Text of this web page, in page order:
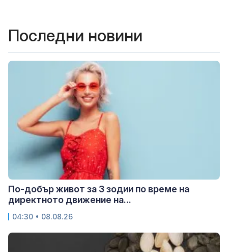
Последни новини
По-добър живот за 3 зодии по време на
директното движение на...
04:30 • 08.08.26